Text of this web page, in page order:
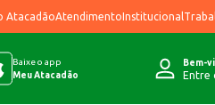
AtacadãoAtendimentoInstitucional
Baixe o app
Meu Atacadão
Bem-
Entre